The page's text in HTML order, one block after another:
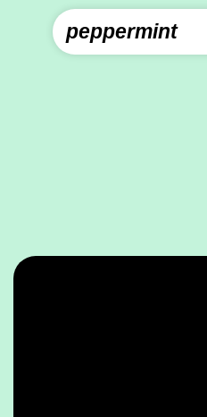
peppermint